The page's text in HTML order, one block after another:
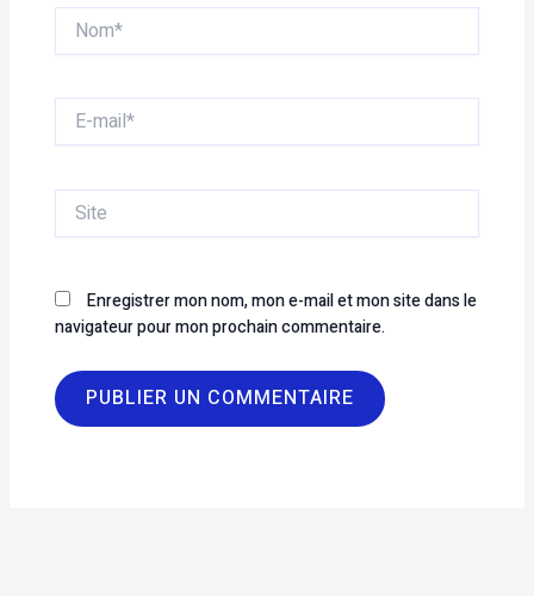
Nom*
mail*
Site
Enregistrer mon nom, mon e-mail et mon site dans le
navigateur pour mon prochain commentaire.